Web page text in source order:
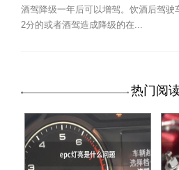
酒驾降级一年后可以增驾。饮酒后驾驶
2分的或者酒驾造成降级的在...
热门阅